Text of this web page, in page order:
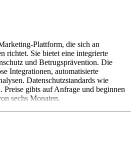
Plattform, die sich an
richtet. Sie bietet eine integrierte
und Betrugsprävention. Die
Integrationen, automatisierte
Datenschutzstandards wie
Preise gibts auf Anfrage und beginnen
sechs Monaten.